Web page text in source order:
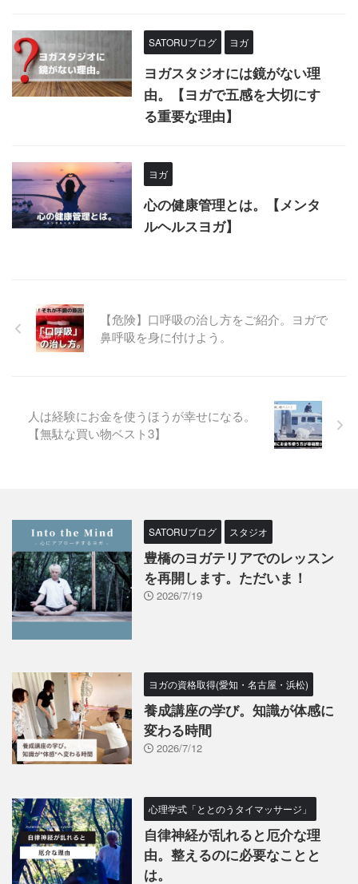
SATORUブログ ヨガ
ヨガスタジオには鏡がない理
由。【ヨガで五感を大切にす
る重要な理由】
ヨガ
心の健康管理とは。【メンタ
ルヘルスヨガ】
【危険】口呼吸の治し方をご紹介。ヨガで
鼻呼吸を身に付けよう。
人は経験にお金を使うほうが幸せになる。
【無駄な買い物ベスト3】
SATORUブログ スタジオ
豊橋のヨガテリアでのレッスン
を再開します。ただいま！
2026/7/19
ヨガの資格取得(愛知・名古屋・浜松)
養成講座の学び。知識が体感に
変わる時間
2026/7/12
心理学式「ととのうタイマッサージ」
自律神経が乱れると厄介な理
由。整えるのに必要なことと
は。